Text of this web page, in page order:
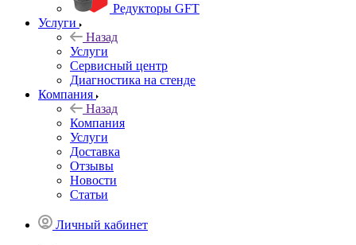
Редукторы GFT
Услуги
Назад
Услуги
Сервисный центр
Диагностика на стенде
Компания
Назад
Компания
Услуги
Доставка
Отзывы
Новости
Статьи
Личный кабинет